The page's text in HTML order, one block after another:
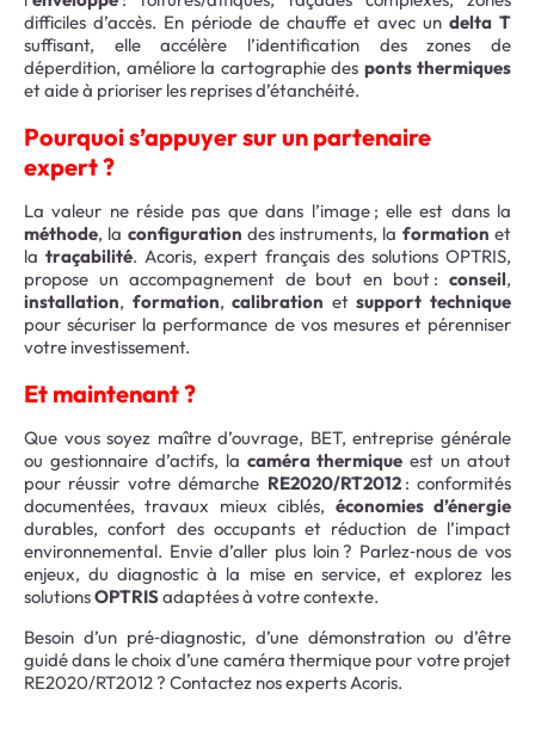
difficiles d’accès. En période de chauffe et avec un delta T
suffisant, elle accélère l’identification des zones de
déperdition, améliore la cartographie des ponts thermiques
et aide à prioriser les reprises d’étanchéité.
Pourquoi s’appuyer sur un partenaire
expert ?
La valeur ne réside pas que dans l’image ; elle est dans la
méthode, la configuration des instruments, la formation et
la traçabilité. Acoris, expert français des solutions OPTRIS,
propose un accompagnement de bout en bout : conseil,
installation, formation,calibration etsupport technique
pour sécuriser la performance de vos mesures et pérenniser
votre investissement.
Et maintenant ?
Que vous soyez maître d’ouvrage, BET, entreprise générale
ou gestionnaire d’actifs, la caméra thermique est un atout
pour réussir votre démarche RE2020/RT2012: conformités
documentées, travaux mieux ciblés, économies d’énergie
durables, confort des occupants et réduction de l’impact
environnemental. Envie d’aller plus loin ? Parlez‑nous de vos
enjeux, du diagnostic à la mise en service, et explorez les
solutionsOPTRISadaptées à votre contexte.
Besoin d’un pré‑diagnostic, d’une démonstration ou d’être
guidé dans le choix d’une caméra thermique pour votre projet
RE2020/RT2012 ? Contactez nos experts Acoris.